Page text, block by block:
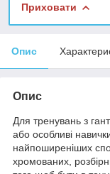
Приховати
Опис
Опис
Для тренувань з
або особливі
найпоширеніших
хромованих,